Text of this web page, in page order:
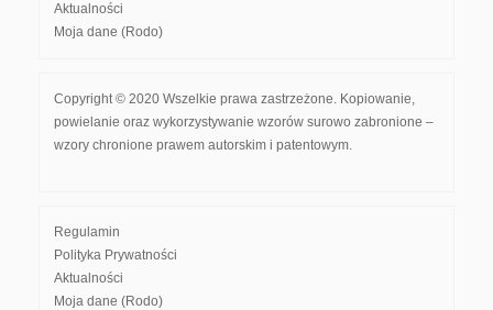
Aktualności
Moja dane (Rodo)
Copyright © 2020 Wszelkie prawa zastrzeżone. Kopiowanie,
powielanie oraz wykorzystywanie wzorów surowo zabronione –
wzory chronione prawem autorskim i patentowym.
Regulamin
Polityka Prywatności
Aktualności
Moja dane (Rodo)